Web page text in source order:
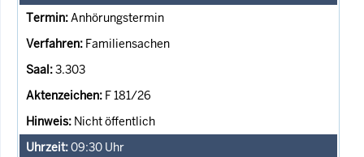
Anhörungstermin
Familiensachen
3.303
F 181/26
Nicht öffentlich
09:30 Uhr